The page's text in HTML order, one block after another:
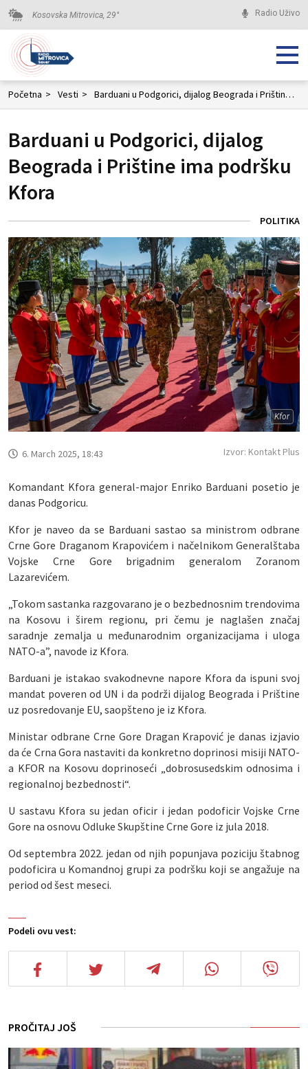
Kosovska Mitrovica, 29° Radio Uživo
Početna > Vesti > Barduani u Podgorici, dijalog Beograda i Prištine ima podršku Kfora
Barduani u Podgorici, dijalog
Beograda i Prištine ima podršku
Kfora
POLITIKA
Kfor
Podeli ovu vest:
6. March 2025, 18:43 Izvor: Kontakt Plus
Komandant Kfora general-major Enriko Barduani posetio je
danas Podgoricu.
Kfor je naveo da se Barduani sastao sa ministrom odbrane
Crne Gore Draganom Krapovićem i načelnikom Generalštaba
Vojske Crne Gore brigadnim generalom Zoranom
Lazarevićem.
„Tokom sastanka razgovarano je o bezbednosnim trendovima
na Kosovu i širem regionu, pri čemu je naglašen značaj
saradnje zemalja u međunarodnim organizacijama i uloga
NATO-a”, navode iz Kfora.
Barduani je istakao svakodnevne napore Kfora da ispuni svoj
mandat poveren od UN i da podrži dijalog Beograda i Prištine
uz posredovanje EU, saopšteno je iz Kfora.
Ministar odbrane Crne Gore Dragan Krapović je danas izjavio
da će Crna Gora nastaviti da konkretno doprinosi misiji NATO-
a KFOR na Kosovu doprinoseći „dobrosusedskim odnosima i
regionalnoj bezbednosti“.
U sastavu Kfora su jedan oficir i jedan podoficir Vojske Crne
Gore na osnovu Odluke Skupštine Crne Gore iz jula 2018.
Od septembra 2022. jedan od njih popunjava poziciju štabnog
podoficira u Komandnoj grupi za podršku koji se angažuje na
period od šest meseci.
PROČITAJ JOŠ